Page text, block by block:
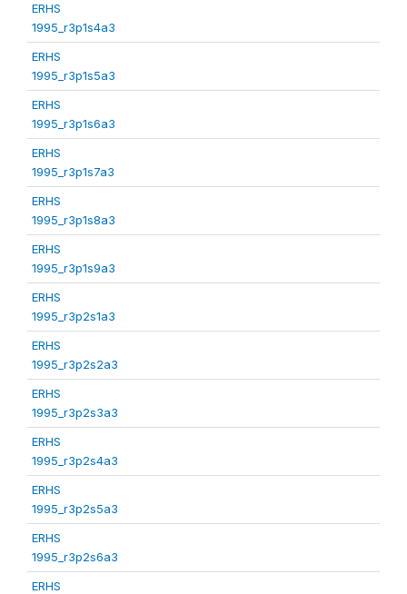
ERHS
1995_r3p1s4a3
ERHS
1995_r3p1s5a3
ERHS
1995_r3p1s6a3
ERHS
1995_r3p1s7a3
ERHS
1995_r3p1s8a3
ERHS
1995_r3p1s9a3
ERHS
1995_r3p2s1a3
ERHS
1995_r3p2s2a3
ERHS
1995_r3p2s3a3
ERHS
1995_r3p2s4a3
ERHS
1995_r3p2s5a3
ERHS
1995_r3p2s6a3
ERHS